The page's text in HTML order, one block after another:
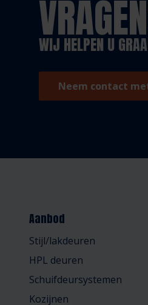
WIJ HELPEN U
Neem contact
Aanbod
Stijl/lakdeuren
HPL deuren
Schuifdeursystemen
Kozijnen